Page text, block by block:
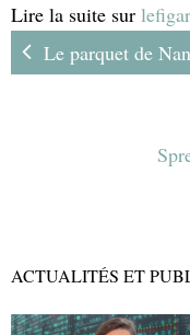
Lire la suite sur
Le parquet de
ACTUALITÉS ET